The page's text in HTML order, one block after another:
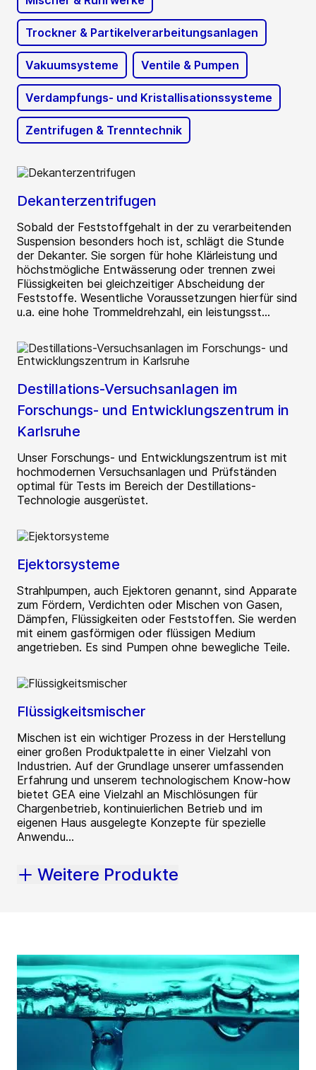
Trockner & Partikelverarbeitungsanlagen
Vakuumsysteme Ventile & Pumpen
Verdampfungs- und Kristallisationssysteme
Zentrifugen & Trenntechnik
Dekanterzentrifugen
Sobald der Feststoffgehalt in der zu verarbeitenden
Suspension besonders hoch ist, schlägt die Stunde
der Dekanter. Sie sorgen für hohe Klärleistung und
höchstmögliche Entwässerung oder trennen zwei
Flüssigkeiten bei gleichzeitiger Abscheidung der
Feststoffe. Wesentliche Voraussetzungen hierfür sind
u.a. eine hohe Trommeldrehzahl, ein leistungsst...
Destillations-Versuchsanlagen im
Forschungs- und Entwicklungszentrum in
Karlsruhe
Unser Forschungs- und Entwicklungszentrum ist mit
hochmodernen Versuchsanlagen und Prüfständen
optimal für Tests im Bereich der Destillations-
Technologie ausgerüstet.
Ejektorsysteme
Strahlpumpen, auch Ejektoren genannt, sind Apparate
zum Fördern, Verdichten oder Mischen von Gasen,
Dämpfen, Flüssigkeiten oder Feststoffen. Sie werden
mit einem gasförmigen oder flüssigen Medium
angetrieben. Es sind Pumpen ohne bewegliche Teile.
Flüssigkeitsmischer
Mischen ist ein wichtiger Prozess in der Herstellung
einer großen Produktpalette in einer Vielzahl von
Industrien. Auf der Grundlage unserer umfassenden
Erfahrung und unserem technologischem Know-how
bietet GEA eine Vielzahl an Mischlösungen für
Chargenbetrieb, kontinuierlichen Betrieb und im
eigenen Haus ausgelegte Konzepte für spezielle
Anwendu...
Weitere Produkte